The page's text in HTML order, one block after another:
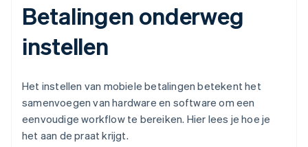
Betalingen onderweg
instellen
Het instellen van mobiele betalingen betekent het
samenvoegen van hardware en software om een
eenvoudige workflow te bereiken. Hier lees je hoe je
het aan de praat krijgt.